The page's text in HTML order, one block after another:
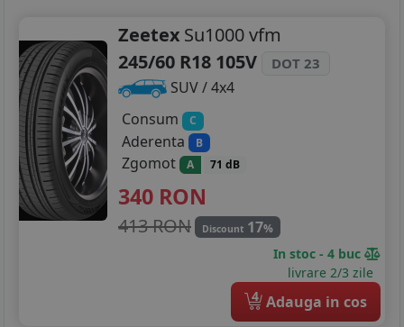
Zeetex Su1000 vfm
245/60 R18 105V
DOT 23
SUV / 4x4
Consum
C
Aderenta B
Zgomot A 71 dB
340 RON
413 RON Discount 17%
In stoc - 4 buc
livrare 2/3 zile
4 Adauga in cos